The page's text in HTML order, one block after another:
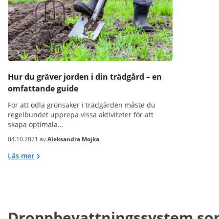
Hur du gräver jorden i din trädgård – en
omfattande guide
För att odla grönsaker i trädgården måste du
regelbundet upprepa vissa aktiviteter för att
skapa optimala…
04.10.2021 avAleksandra Mojka
Läs mer